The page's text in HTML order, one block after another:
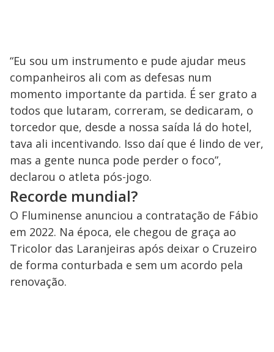
“Eu sou um instrumento e pude ajudar meus
companheiros ali com as defesas num
momento importante da partida. É ser grato a
todos que lutaram, correram, se dedicaram, o
torcedor que, desde a nossa saída lá do hotel,
tava ali incentivando. Isso daí que é lindo de ver,
mas a gente nunca pode perder o foco”,
declarou o atleta pós-jogo.
Recorde mundial?
O Fluminense anunciou a contratação de Fábio
em 2022. Na época, ele chegou de graça ao
Tricolor das Laranjeiras após deixar o Cruzeiro
de forma conturbada e sem um acordo pela
renovação.